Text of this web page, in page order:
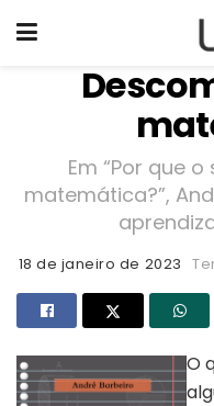
Em “Por que
matemática?”,
18 de janeiro de 2023
O